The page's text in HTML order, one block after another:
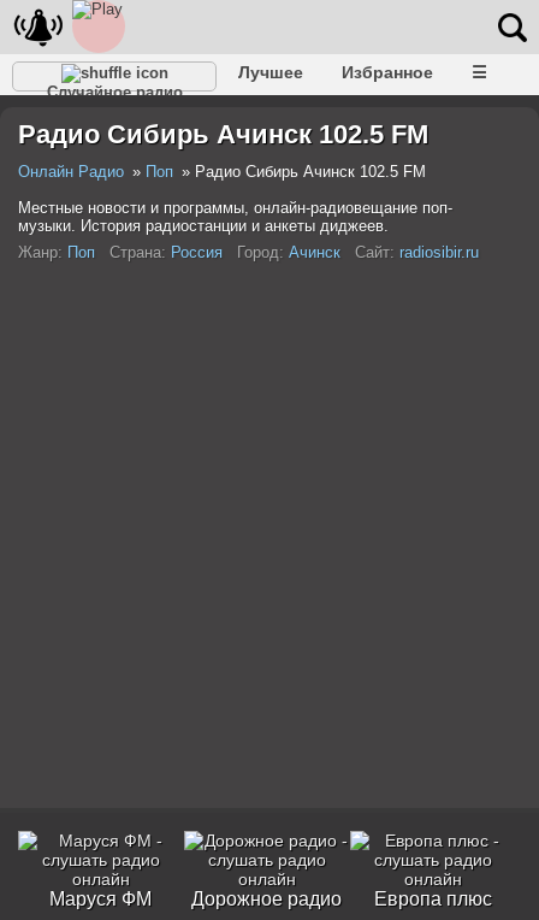
Случайное радио
Лучшее Избранное ☰
Радио Сибирь Ачинск 102.5 FM
Онлайн Радио Поп
Радио Сибирь Ачинск 102.5 FM
Местные новости и программы, онлайн-радиовещание поп-
музыки. История радиостанции и анкеты диджеев.
Жанр: Поп Страна: Россия Город: Ачинск Сайт: radiosibir.ru
Маруся ФМ Дорожное радио Европа плюс